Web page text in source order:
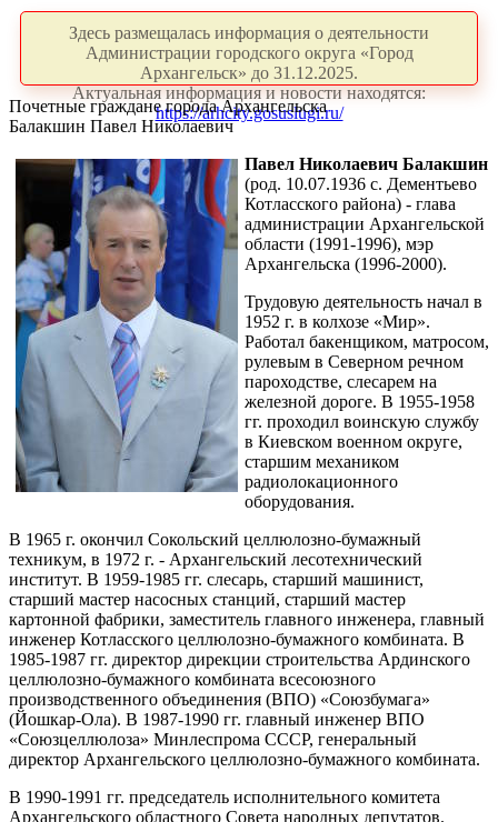
Здесь размещалась информация о деятельности
Администрации городского округа «Город
Архангельск» до 31.12.2025.
Актуальная информация и новости находятся:
https://arhcity.gosuslugi.ru/
Почетные граждане города Архангельска
Балакшин Павел Николаевич
Павел Николаевич Балакшин
(род. 10.07.1936 с. Дементьево
Котласского района) - глава
администрации Архангельской
области (1991-1996), мэр
Архангельска (1996-2000).
Трудовую деятельность начал в
1952 г. в колхозе «Мир».
Работал бакенщиком, матросом,
рулевым в Северном речном
пароходстве, слесарем на
железной дороге. В 1955-1958
гг. проходил воинскую службу
в Киевском военном округе,
старшим механиком
радиолокационного
оборудования.
В 1965 г. окончил Сокольский целлюлозно-бумажный
техникум, в 1972 г. - Архангельский лесотехнический
институт. В 1959-1985 гг. слесарь, старший машинист,
старший мастер насосных станций, старший мастер
картонной фабрики, заместитель главного инженера, главный
инженер Котласского целлюлозно-бумажного комбината. В
1985-1987 гг. директор дирекции строительства Ардинского
целлюлозно-бумажного комбината всесоюзного
производственного объединения (ВПО) «Союзбумага»
(Йошкар-Ола). В 1987-1990 гг. главный инженер ВПО
«Союзцеллюлоза» Минлеспрома СССР, генеральный
директор Архангельского целлюлозно-бумажного комбината.
В 1990-1991 гг. председатель исполнительного комитета
Архангельского областного Совета народных депутатов.